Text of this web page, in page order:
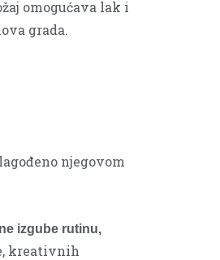
omogućava lak i
grada.
njegovom
izgube rutinu,
kreativnih